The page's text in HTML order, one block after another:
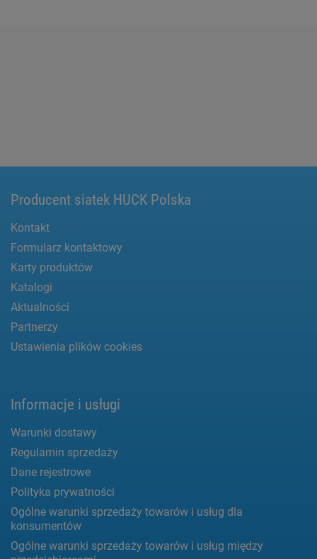
Producent siatek HUCK Polska
Kontakt
Formularz kontaktowy
Karty produktów
Katalogi
Aktualności
Partnerzy
Ustawienia plików cookies
Informacje i usługi
Warunki dostawy
Regulamin sprzedaży
Dane rejestrowe
Polityka prywatności
Ogólne warunki sprzedaży towarów i usług dla
konsumentów
Ogólne warunki sprzedaży towarów i usług między